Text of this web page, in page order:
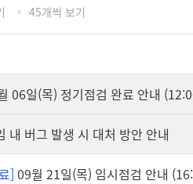
45개씩 보기
06일(목) 정기점검 완료 안내
내 버그 발생 시 대처 방안 안내
] 09월 21일(목) 임시점검 안내